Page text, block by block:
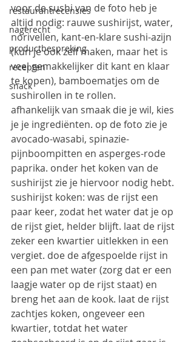
restaurantrecensies
nagerecht
productbespreking
recepten
snack
voor de sushi van de foto heb je
altijd nodig: rauwe sushirijst, water,
norivellen, kant-en-klare sushi-azijn
(kun je ook zelf maken, maar het is
veel gemakkelijker dit kant en klaar
te kopen), bamboematjes om de
sushirollen in te rollen.
afhankelijk van smaak die je wil, kies
je je ingrediënten. op de foto zie je
avocado-wasabi, spinazie-
pijnboompitten en asperges-rode
paprika. onder het koken van de
sushirijst zie je hiervoor nodig hebt.
sushirijst koken: was de rijst een
paar keer, zodat het water dat je op
de rijst giet, helder blijft. laat de rijst
zeker een kwartier uitlekken in een
vergiet. doe de afgespoelde rijst in
een pan met water (zorg dat er een
laagje water op de rijst staat) en
breng het aan de kook. laat de rijst
zachtjes koken, ongeveer een
kwartier, totdat het water